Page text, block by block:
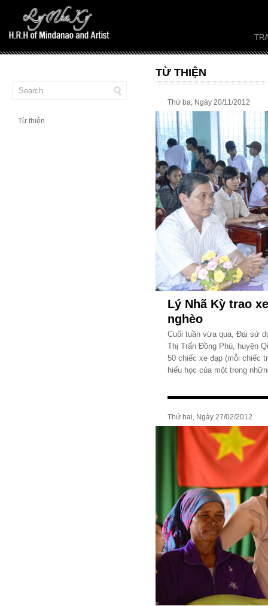
Từ thiện
TỪ THIỆN
Thứ ba, Ngày 20/11/2012
Lý Nhã Kỳ trao
nghèo
Cuối tuần vừa qua, Đại sứ
Thị Trấn Đồng Phú, huyện
50 chiếc xe đạp (mỗi chiếc
hiếu học của một trong
Thứ hai, Ngày 27/02/2012